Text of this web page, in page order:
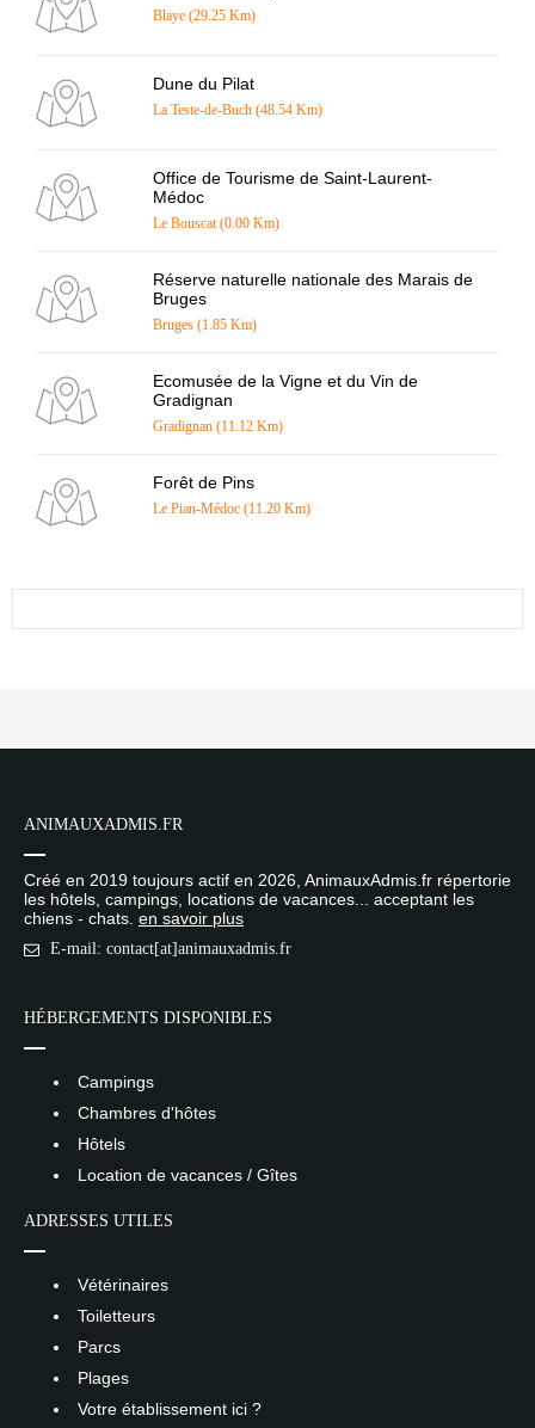
Blaye (29.25 Km)
Dune du Pilat
La Teste-de-Buch (48.54 Km)
Office de Tourisme de Saint-Laurent-
Médoc
Le Bouscat (0.00 Km)
Réserve naturelle nationale des Marais de
Bruges
Bruges (1.85 Km)
Ecomusée de la Vigne et du Vin de
Gradignan
Gradignan (11.12 Km)
Forêt de Pins
Le Pian-Médoc (11.20 Km)
ANIMAUXADMIS.FR
Créé en 2019 toujours actif en 2026, AnimauxAdmis.fr répertorie
les hôtels, campings, locations de vacances... acceptant les
chiens - chats. en savoir plus
E-mail: contact[at]animauxadmis.fr
HÉBERGEMENTS DISPONIBLES
Campings
Chambres d'hôtes
Hôtels
Location de vacances / Gîtes
ADRESSES UTILES
Vétérinaires
Toiletteurs
Parcs
Plages
Votre établissement ici ?